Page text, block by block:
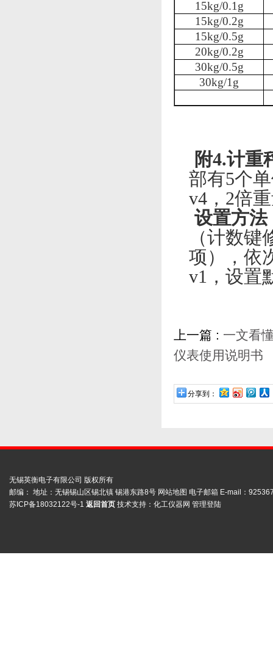
15kg/0.1g
15kg/0.2g
15kg/0.5g
20kg/0.2g
30kg/0.5g
30kg/1g
附4.计重
部有5个
v4 ， 2倍
设置方法
（计数
项），依
v1 ，设
上一篇 : 一文看
仪表使用说明书
分享到：
无锡英衡电子有限公司 版权所有
邮编： 地址：无锡锡山区锡北镇 锡港东路8号 网站地图 电子邮箱 E-mail：
苏ICP备18032122号-1 返回首页 技术支持： 化工仪器网 管理登陆